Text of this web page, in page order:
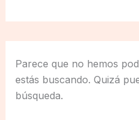
Parece que no hemos
estás buscando. Quizá
búsqueda.